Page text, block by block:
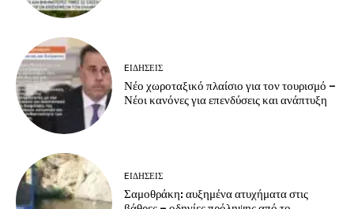
EΙΔΗΣΕΙΣ
Νέο χωροταξικό πλαίσιο για τον τουρισμό –
Νέοι κανόνες για επενδύσεις και ανάπτυξη
EΙΔΗΣΕΙΣ
Σαμοθράκη: αυξημένα ατυχήματα στις